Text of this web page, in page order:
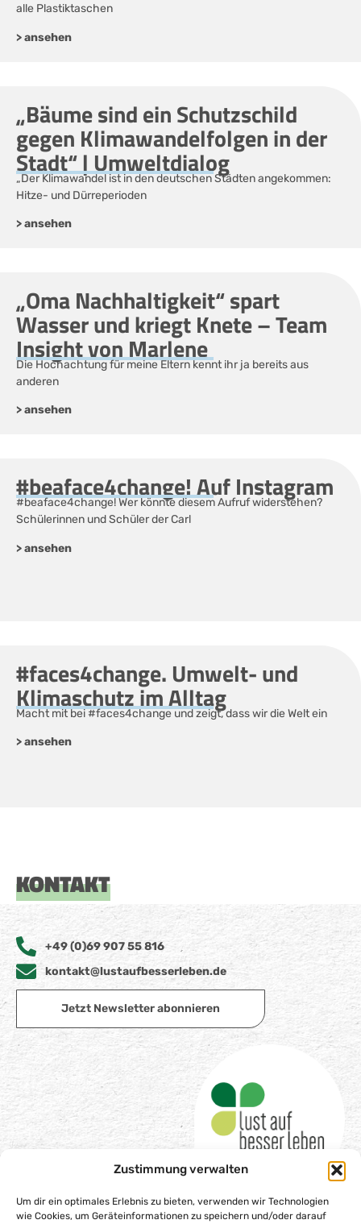
Zustimmung verwalten
Um dir ein optimales Erlebnis zu bieten, verwenden wir Technologien
wie Cookies, um Geräteinformationen zu speichern und/oder darauf
alle Plastiktaschen
> ansehen
„Bäume sind ein Schutzschild
gegen Klimawandelfolgen in der
Stadt“ | Umweltdialog
„Der Klimawandel ist in den deutschen Städten angekommen:
Hitze- und Dürreperioden
> ansehen
„Oma Nachhaltigkeit“ spart
Wasser und kriegt Knete – Team
Insight von Marlene
Die Hochachtung für meine Eltern kennt ihr ja bereits aus
anderen
> ansehen
#beaface4change! Auf Instagram
#beaface4change! Wer könnte diesem Aufruf widerstehen?
Schülerinnen und Schüler der Carl
> ansehen
#faces4change. Umwelt- und
Klimaschutz im Alltag
Macht mit bei #faces4change und zeigt, dass wir die Welt ein
> ansehen
KONTAKT
+49 (0)69 907 55 816
kontakt@lustaufbesserleben.de
Jetzt Newsletter abonnieren